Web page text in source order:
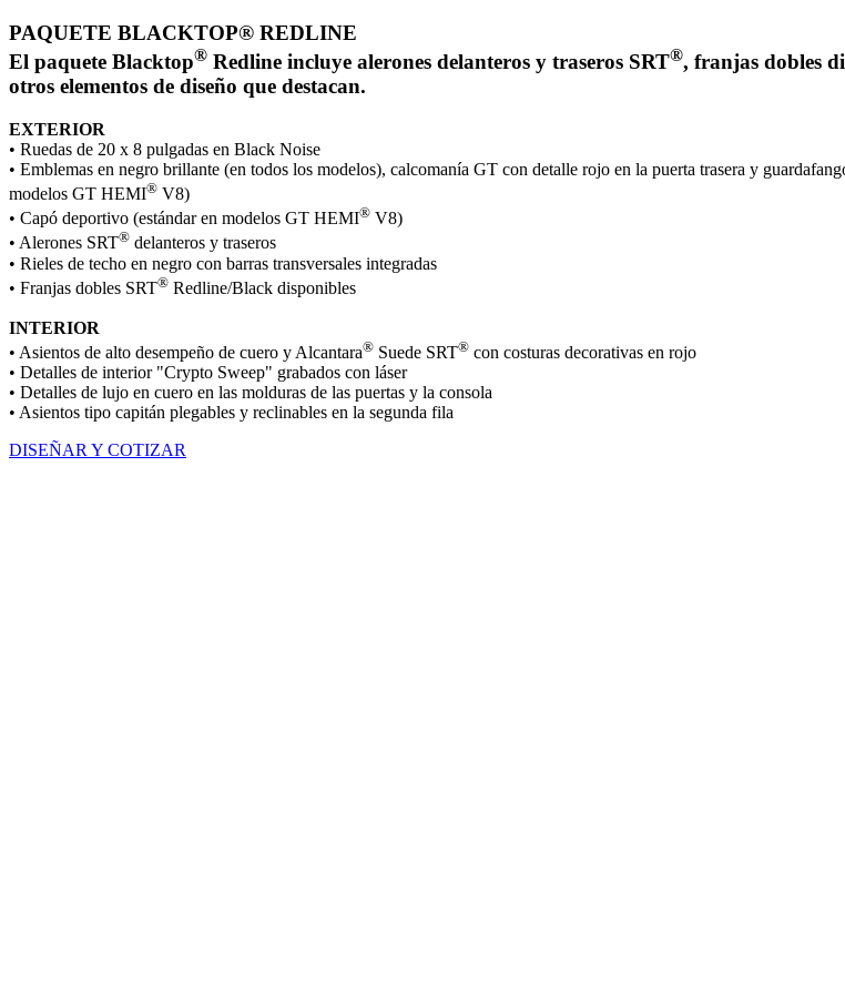
PAQUETE BLACKTOP® REDLINE
El paquete Blacktop® Redline incluye alerones delanteros y traseros SRT®, franjas dobles
otros elementos de diseño que destacan.
EXTERIOR
• Ruedas de 20 x 8 pulgadas en Black Noise
• Emblemas en negro brillante (en todos los modelos), calcomanía GT con detalle rojo en la puerta trasera y
modelos GT HEMI® V8)
• Capó deportivo (estándar en modelos GT HEMI® V8)
• Alerones SRT® delanteros y traseros
• Rieles de techo en negro con barras transversales integradas
• Franjas dobles SRT® Redline/Black disponibles
INTERIOR
• Asientos de alto desempeño de cuero y Alcantara® Suede SRT® con costuras decorativas en rojo
• Detalles de interior "Crypto Sweep" grabados con láser
• Detalles de lujo en cuero en las molduras de las puertas y la consola
• Asientos tipo capitán plegables y reclinables en la segunda fila
DISEÑAR Y COTIZAR